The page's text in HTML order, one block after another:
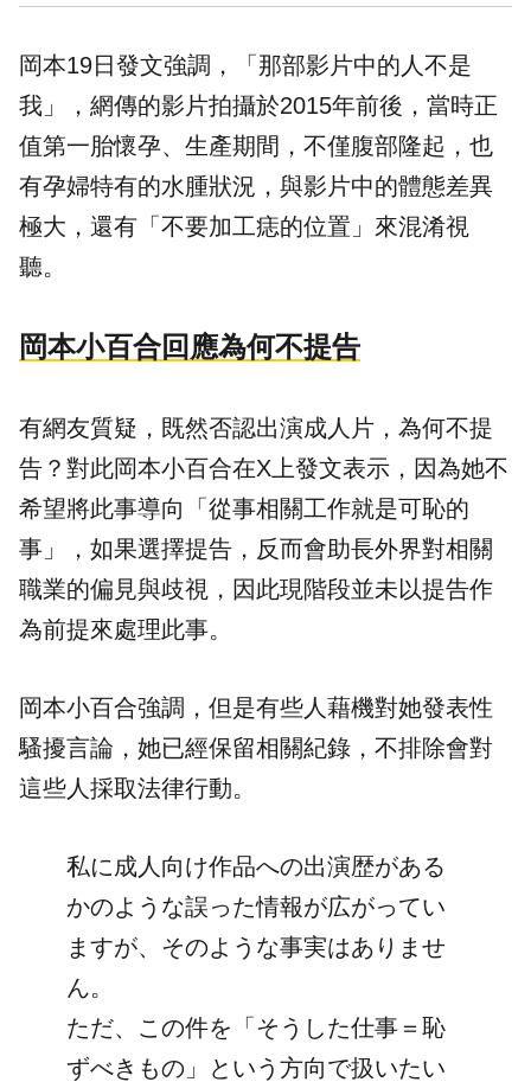
岡本19日發文強調，「那部影片中的人不是
我」，網傳的影片拍攝於2015年前後，當時正
值第一胎懷孕、生產期間，不僅腹部隆起，也
有孕婦特有的水腫狀況，與影片中的體態差異
極大，還有「不要加工痣的位置」來混淆視
聽。
岡本小百合回應為何不提告
有網友質疑，既然否認出演成人片，為何不提
告？對此岡本小百合在X上發文表示，因為她不
希望將此事導向「從事相關工作就是可恥的
事」，如果選擇提告，反而會助長外界對相關
職業的偏見與歧視，因此現階段並未以提告作
為前提來處理此事。
岡本小百合強調，但是有些人藉機對她發表性
騷擾言論，她已經保留相關紀錄，不排除會對
這些人採取法律行動。
私に成人向け作品への出演歴がある
かのような誤った情報が広がってい
ますが、そのような事実はありませ
ん。
ただ、この件を「そうした仕事＝恥
ずべきもの」という方向で扱いたい